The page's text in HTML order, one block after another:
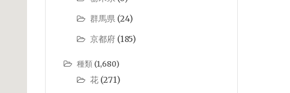
群馬県 (24)
京都府 (185)
種類(1,680)
花 (271)